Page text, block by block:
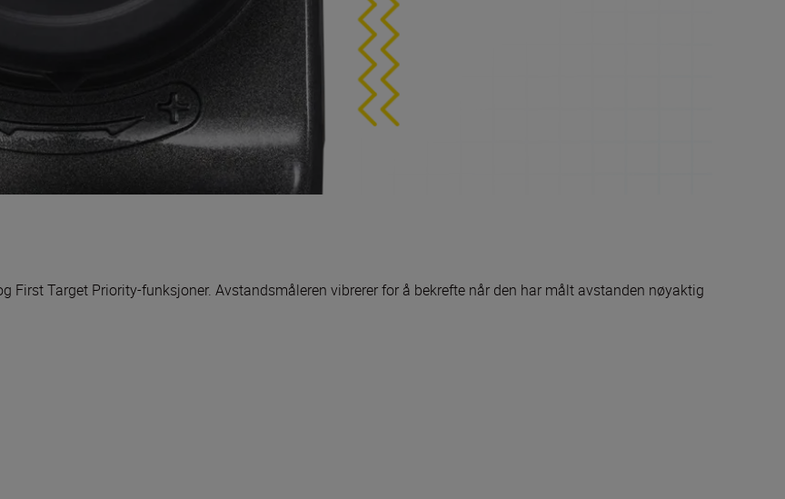
First Target Priority-funksjoner. Avstandsmåleren vibrerer for å bekrefte når den har målt avstanden nøyaktig